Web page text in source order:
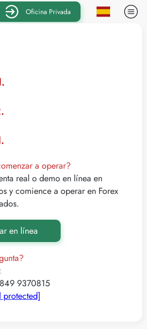
Oficina Privada
a operar?
real o demo en línea en
y comience a operar en Forex
en línea
9370815
protected]